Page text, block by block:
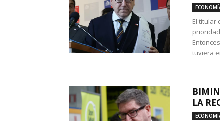
El titular
tuviera
LA